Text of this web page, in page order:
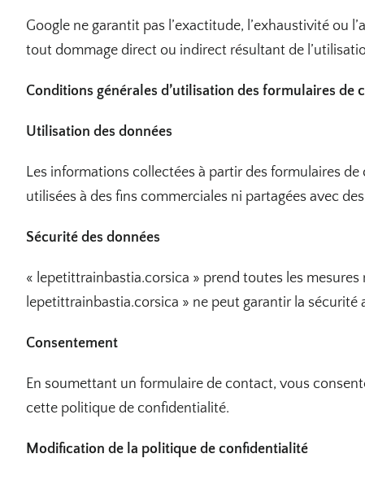
Google ne garantit pas l’exactitude, l’exhaustivité ou
tout dommage direct ou indirect résultant de
Conditions générales d’utilisation des formulaires de
Utilisation des données
Les informations collectées à partir des formulaires
utilisées à des fins commerciales ni partagées avec
Sécurité des données
« lepetittrainbastia.corsica » prend toutes les
lepetittrainbastia.corsica » ne peut garantir la sécurité
Consentement
En soumettant un formulaire de contact, vous
cette politique de confidentialité.
Modification de la politique de confidentialité